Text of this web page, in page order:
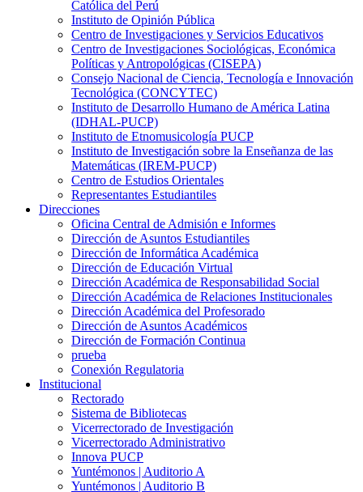
Católica del Perú
Instituto de Opinión Pública
Centro de Investigaciones y Servicios Educativos
Centro de Investigaciones Sociológicas, Económica
Políticas y Antropológicas (CISEPA)
Consejo Nacional de Ciencia, Tecnología e Innovación
Tecnológica (CONCYTEC)
Instituto de Desarrollo Humano de América Latina
(IDHAL-PUCP)
Instituto de Etnomusicología PUCP
Instituto de Investigación sobre la Enseñanza de las
Matemáticas (IREM-PUCP)
Centro de Estudios Orientales
Representantes Estudiantiles
Direcciones
Oficina Central de Admisión e Informes
Dirección de Asuntos Estudiantiles
Dirección de Informática Académica
Dirección de Educación Virtual
Dirección Académica de Responsabilidad Social
Dirección Académica de Relaciones Institucionales
Dirección Académica del Profesorado
Dirección de Asuntos Académicos
Dirección de Formación Continua
prueba
Conexión Regulatoria
Institucional
Rectorado
Sistema de Bibliotecas
Vicerrectorado de Investigación
Vicerrectorado Administrativo
Innova PUCP
Yuntémonos | Auditorio A
Yuntémonos | Auditorio B